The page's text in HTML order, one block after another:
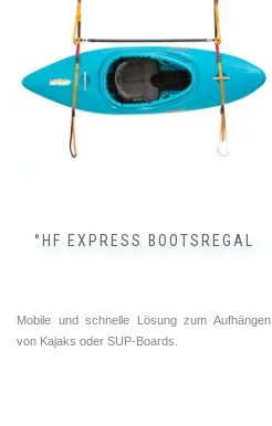
°HF EXPRESS BOOTSREGAL
Mobile und schnelle Lösung zum Aufhängen
von Kajaks oder SUP-Boards.